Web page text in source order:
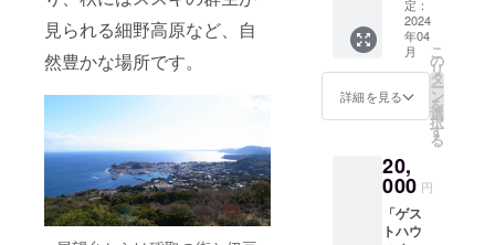
見られる細野高原など、自
然豊かな場所です。
認くだ
さい。
いたし
ます！
原材料
及び添
加物等
の食品
ラベル
に表記
されま
す。 商
品開封
有効期
限：1年
（2025
年4月末
まで）
を3枚ご
提供し
ます。
連泊も
対応で
きる場
合があ
のでご
相談く
ださ
い。 ま
た、ご
定：
2024
年04
月
詳細を見る
こ
の
リ
タ
ー
ン
を
選
択
す
る
20,
000 円
「ゲス
トハウ